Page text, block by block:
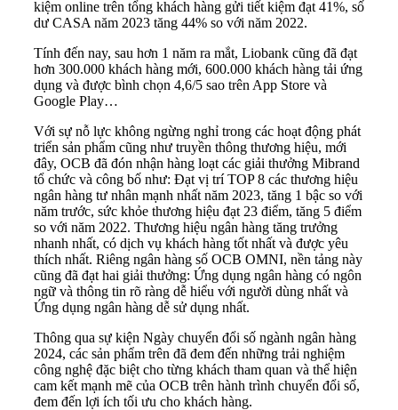
kiệm online trên tổng khách hàng gửi tiết kiệm đạt 41%, số
dư CASA năm 2023 tăng 44% so với năm 2022.
Tính đến nay, sau hơn 1 năm ra mắt, Liobank cũng đã đạt
hơn 300.000 khách hàng mới, 600.000 khách hàng tải ứng
dụng và được bình chọn 4,6/5 sao trên App Store và
Google Play…
Với sự nỗ lực không ngừng nghỉ trong các hoạt động phát
triển sản phẩm cũng như truyền thông thương hiệu, mới
đây, OCB đã đón nhận hàng loạt các giải thưởng Mibrand
tổ chức và công bố như: Đạt vị trí TOP 8 các thương hiệu
ngân hàng tư nhân mạnh nhất năm 2023, tăng 1 bậc so với
năm trước, sức khỏe thương hiệu đạt 23 điểm, tăng 5 điểm
so với năm 2022. Thương hiệu ngân hàng tăng trưởng
nhanh nhất, có dịch vụ khách hàng tốt nhất và được yêu
thích nhất. Riêng ngân hàng số OCB OMNI, nền tảng này
cũng đã đạt hai giải thưởng: Ứng dụng ngân hàng có ngôn
ngữ và thông tin rõ ràng dễ hiểu với người dùng nhất và
Ứng dụng ngân hàng dễ sử dụng nhất.
Thông qua sự kiện Ngày chuyển đổi số ngành ngân hàng
2024, các sản phẩm trên đã đem đến những trải nghiệm
công nghệ đặc biệt cho từng khách tham quan và thể hiện
cam kết mạnh mẽ của OCB trên hành trình chuyển đổi số,
đem đến lợi ích tối ưu cho khách hàng.